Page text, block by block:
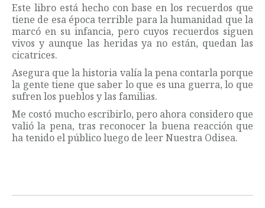
Este libro está hecho con base en los recuerdos que
tiene de esa época terrible para la humanidad que la
marcó en su infancia, pero cuyos recuerdos siguen
vivos y aunque las heridas ya no están, quedan las
cicatrices.
Asegura que la historia valía la pena contarla porque
la gente tiene que saber lo que es una guerra, lo que
sufren los pueblos y las familias.
Me costó mucho escribirlo, pero ahora considero que
valió la pena, tras reconocer la buena reacción que
ha tenido el público luego de leer Nuestra Odisea.